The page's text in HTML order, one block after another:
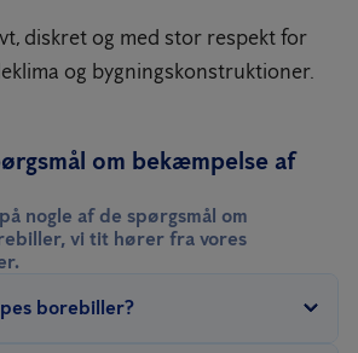
diskret og med stor respekt for
og bygningskonstruktioner.
om bekæmpelse af
nogle af de spørgsmål om
vi tit hører fra vores
borebiller?